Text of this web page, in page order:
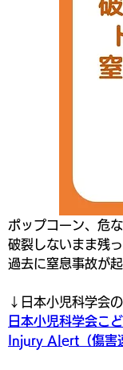
ポップコーン、危
破裂しないまま残
過去に窒息事故が起
↓日本小児科学会
日本小児科学会こ
Injury Alert（傷害